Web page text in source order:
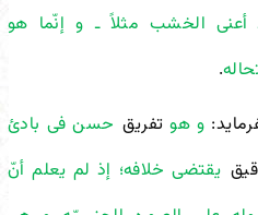
الخشب مثلاً ـ و إنّما هو
.
و هوتفریق حسن فی بادئ
یقتضی خلافه؛ إذ لم یعلم أنّ